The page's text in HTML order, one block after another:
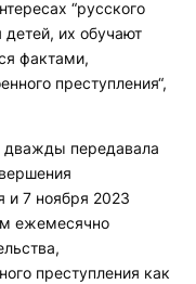
“русского
детей, их обучают
фактами,
преступления“,
дважды передавала
и 7 ноября 2023
ежемесячно
преступления как